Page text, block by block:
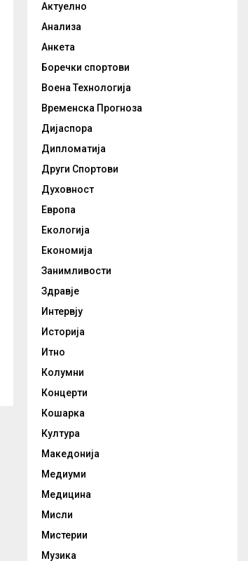
Актуелно
Анализа
Анкета
Боречки спортови
Воена Технологија
Временска Прогноза
Дијаспора
Дипломатија
Други Спортови
Духовност
Европа
Екологија
Економија
Занимливости
Здравје
Интервју
Историја
Итно
Колумни
Концерти
Кошарка
Култура
Македонија
Медиуми
Медицина
Мисли
Мистерии
Музика